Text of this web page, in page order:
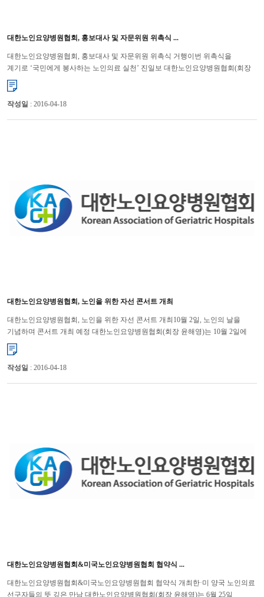
대한노인요양병원협회, 홍보대사 및 자문위원 위촉식 ...
대한노인요양병원협회, 홍보대사 및 자문위원 위촉식 거행이번 위촉식을
계기로 ‘국민에게 봉사하는 노인의료 실천’ 진일보 대한노인요양병원협회(회장
윤해영)는 7월 9일에 마포가든호텔에서 협회 홍...
작성일 : 2016-04-18
대한노인요양병원협회, 노인을 위한 자선 콘서트 개최
대한노인요양병원협회, 노인을 위한 자선 콘서트 개최10월 2일, 노인의 날을
기념하며 콘서트 개최 예정 대한노인요양병원협회(회장 윤해영)는 10월 2일에
사회적 관심이 필요한 노인을 위하여 자선 콘서트...
작성일 : 2016-04-18
대한노인요양병원협회&미국노인요양병원협회 협약식 ...
대한노인요양병원협회&미국노인요양병원협회 협약식 개최한·미 양국 노인의료
선구자들의 뜻 깊은 만남 대한노인요양병원협회(회장 윤해영)는 6월 25일